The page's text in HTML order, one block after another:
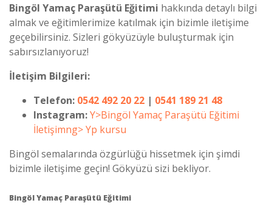
Bingöl Yamaç Paraşütü Eğitimi hakkında detaylı bilgi
almak ve eğitimlerimize katılmak için bizimle iletişime
geçebilirsiniz. Sizleri gökyüzüyle buluşturmak için
sabırsızlanıyoruz!
İletişim Bilgileri:
Telefon: 0542 492 20 22 | 0541 189 21 48
Instagram:Y>Bingöl Yamaç Paraşütü Eğitimi
İletişimng>Yp kursu
Bingöl semalarında özgürlüğü hissetmek için şimdi
bizimle iletişime geçin! Gökyüzü sizi bekliyor.
Bingöl Yamaç Paraşütü Eğitimi